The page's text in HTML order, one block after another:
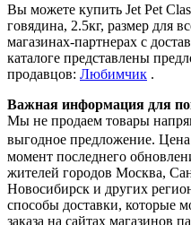
Вы можете купить Jet Pet
говядина, 2.5кг, размер для
магазинах-партнерах с
каталоге представлены
продавцов: Любимчик .
Важная информация для
Мы не продаем товары
выгодное предложение.
момент последнего
жителей городов Москва,
Новосибирск и других
способы доставки, которые
заказа на сайтах магазинов